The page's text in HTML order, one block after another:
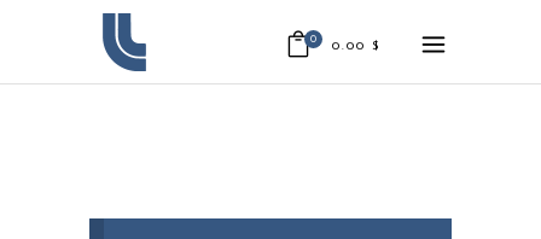
0 0.00 $